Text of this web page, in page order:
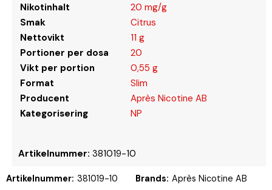
Nikotinhalt
20 mg/g
Smak
Citrus
Nettovikt
11 g
Portioner per dosa
20
Vikt per portion
0,55 g
Format
Slim
Producent
Après Nicotine AB
Kategorisering
NP
Artikelnummer: 381019-10
Artikelnummer: 381019-10 Brands: Après Nicotine AB